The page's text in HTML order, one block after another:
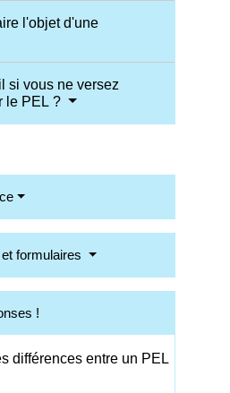
l'objet d'une
si vous ne versez
le PEL ?
formulaires
!
différences entre un PEL